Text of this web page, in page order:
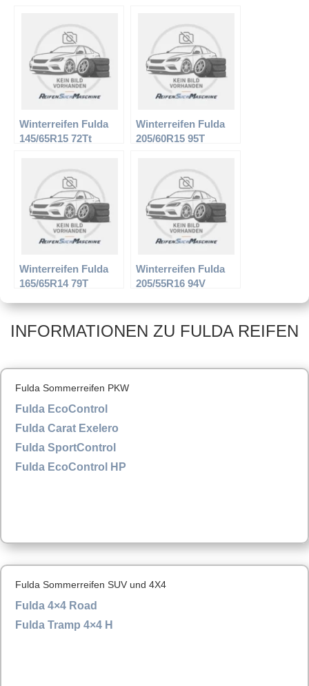
Winterreifen Fulda
145/65R15 72Tt
Winterreifen Fulda
205/60R15 95T
Winterreifen Fulda
165/65R14 79T
Winterreifen Fulda
205/55R16 94V
INFORMATIONEN ZU FULDA REIFEN
Fulda Sommerreifen PKW
Fulda EcoControl
Fulda Carat Exelero
Fulda SportControl
Fulda EcoControl HP
Fulda Sommerreifen SUV und 4X4
Fulda 4×4 Road
Fulda Tramp 4×4 H